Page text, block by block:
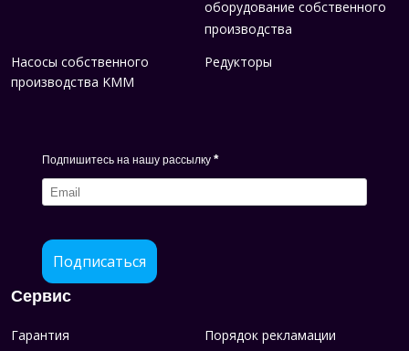
оборудование собственного
производства
Насосы собственного
производства KMM
Редукторы
Подпишитесь на нашу рассылку *
Подписаться
Сервис
Гарантия
Порядок рекламации